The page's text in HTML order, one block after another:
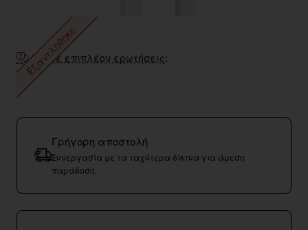
Εξαντληθηκε
Έχετε επιπλέον ερωτήσεις;
Γρήγορη αποστολή
Συνεργασία με τα ταχύτερα δίκτυα για άμεση
παράδοση.